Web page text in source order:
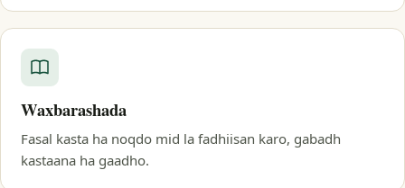
Waxbarashada
Fasal kasta ha noqdo mid la fadhiisan karo, gabadh
kastaana ha gaadho.